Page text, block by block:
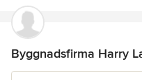
Byggnadsfirma Harry